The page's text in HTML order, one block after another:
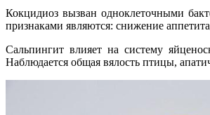
Кокцидиоз вызван одноклеточными
признаками являются: снижение
Сальпингит влияет на систему
Наблюдается общая вялость птицы,